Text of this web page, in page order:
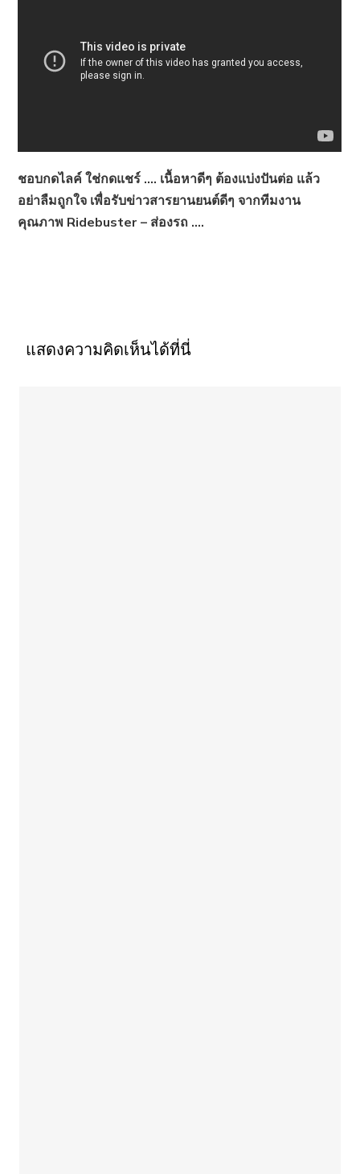
ชอบกดไลค์ ใช่กดแชร์ …. เนื้อหาดีๆ ต้องแบ่งปันต่อ แล้ว
อย่าลืมถูกใจ เพื่อรับข่าวสารยานยนต์ดีๆ จากทีมงาน
คุณภาพ Ridebuster – ส่องรถ ….
แสดงความคิดเห็นได้ที่นี่